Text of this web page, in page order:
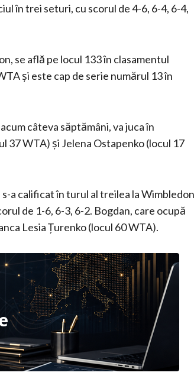
în trei seturi, cu scorul de 4-6, 6-4, 6-4,
se află pe locul 133 în clasamentul
și este cap de serie numărul 13 în
câteva săptămâni, va juca în
WTA) și Jelena Ostapenko (locul 17
a calificat în turul al treilea la
de 1-6, 6-3, 6-2. Bogdan, care ocupă
Lesia Ţurenko (locul 60 WTA).